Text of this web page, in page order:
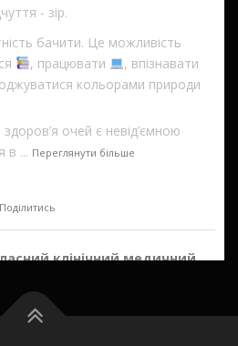
- зір.
бачити. Це можливість
, працювати
, впізнавати
кольорами природи
очей є невід’ємною
в ... Переглянути більше
Поділитись
клінічний медичний